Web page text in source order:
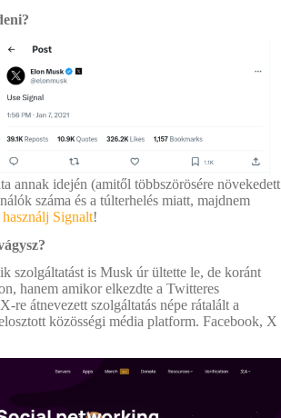
annak idején (amitől többszörösére növekedett
száma és a túlterhelés miatt, majdnem
használj Signalt!
szolgáltatást is Musk úr ültette le, de koránt
hanem amikor elkezdte a Twitteres
re átnevezett szolgáltatás népe rátalált a
közösségi média platform. Facebook, X